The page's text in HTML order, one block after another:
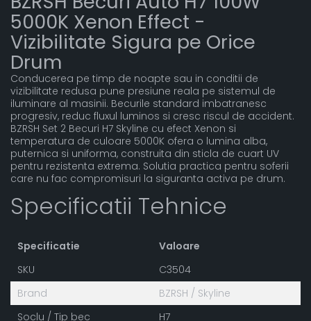
5000K Xenon Effect -
Vizibilitate Sigura pe Orice
Drum
Conducerea pe timp de noapte sau in conditii de
vizibilitate redusa pune presiune reala pe sistemul de
iluminare al masinii. Becurile standard imbatranesc
progresiv, reduc fluxul luminos si cresc riscul de accident.
BZRSH Set 2 Becuri H7 Skyline cu efect Xenon si
temperatura de culoare 5000K ofera o lumina alba,
puternica si uniforma, construita din sticla de cuart UV
pentru rezistenta extrema. Solutia practica pentru soferii
care nu fac compromisuri la siguranta activa pe drum.
Specificatii Tehnice
Specificatie
Valoare
SKU
C3504
Brand
BZRSH / Skyline
Soclu / Tip bec
H7